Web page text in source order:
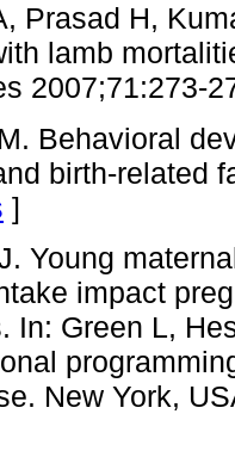
Prasad H,
lamb
2007;71:273-
Behavioral
birth-related
]
Young
impact
In: Green L,
New York,